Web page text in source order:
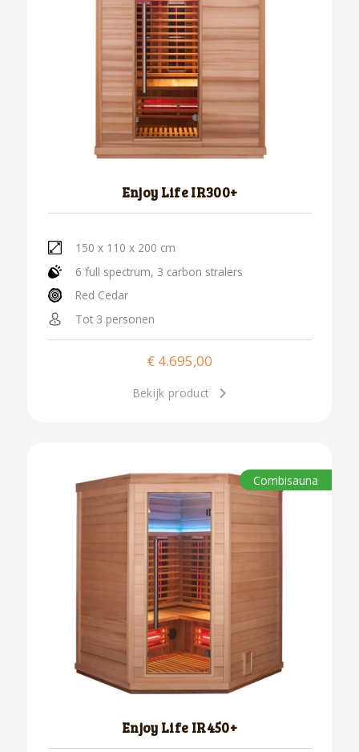
Enjoy Life IR300+
150 x 110 x 200 cm
6 full spectrum, 3 carbon stralers
Red Cedar
Tot 3 personen
€ 4.695,00
Bekijk product
Combisauna
Enjoy Life IR450+